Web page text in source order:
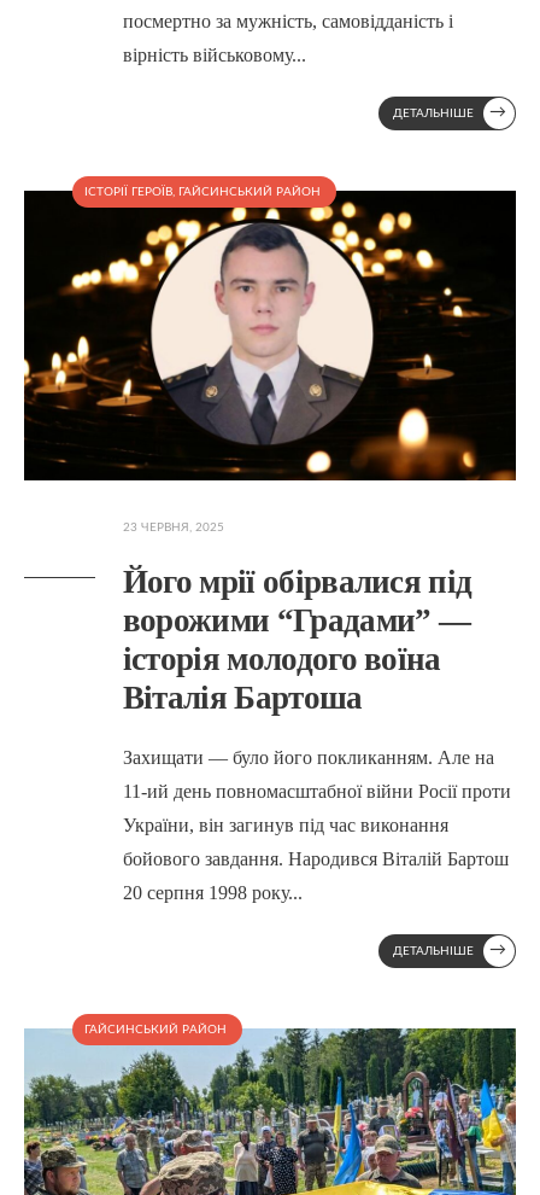
посмертно за мужність, самовідданість і
вірність військовому...
ДЕТАЛЬНІШЕ →
ІСТОРІЇ ГЕРОЇВ, ГАЙСИНСЬКИЙ РАЙОН
23 ЧЕРВНЯ, 2025
Його мрії обірвалися під
ворожими “Градами” —
історія молодого воїна
Віталія Бартоша
Захищати — було його покликанням. Але на
11-ий день повномасштабної війни Росії проти
України, він загинув під час виконання
бойового завдання. Народився Віталій Бартош
20 серпня 1998 року...
ДЕТАЛЬНІШЕ →
ГАЙСИНСЬКИЙ РАЙОН